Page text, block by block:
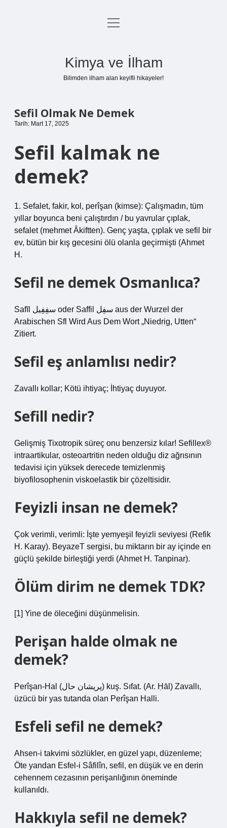
Anasayfa
menüyü
Kimya ve İlham
Bilimden ilham alan keyifli hikayeler!
Sefil Olmak Ne Demek
Tarih: Mart 17, 2025
Sefil kalmak ne
demek?
1. Sefalet, fakir, kol, perîşan (kimse): Çalışmadın, tüm
yıllar boyunca beni çalıştırdın / bu yavrular çıplak,
sefalet (mehmet Âkiftten). Genç yaşta, çıplak ve sefil bir
ev, bütün bir kış gecesini ölü olanla geçirmişti (Ahmet
H.
Sefil ne demek Osmanlıca?
Safīl سفِفِيل oder Saffil سفِل aus der Wurzel der
Arabischen Sfl Wird Aus Dem Wort „Niedrig, Utten“
Zitiert.
Sefil eş anlamlısı nedir?
Zavallı kollar; Kötü ihtiyaç; İhtiyaç duyuyor.
Sefill nedir?
Gelişmiş Tixotropik süreç onu benzersiz kılar! Sefillex®
intraartikular, osteoartritin neden olduğu diz ağrısının
tedavisi için yüksek derecede temizlenmiş
biyofilosophenin viskoelastik bir çözeltisidir.
Feyizli insan ne demek?
Çok verimli, verimli: İşte yemyeşil feyizli seviyesi (Refik
H. Karay). BeyazeT sergisi, bu miktarın bir ay içinde en
güçlü şekilde birleştiği yerdi (Ahmet H. Tanpinar).
Ölüm dirim ne demek TDK?
[1] Yine de öleceğini düşünmelisin.
Perişan halde olmak ne
demek?
Perîşan-Hal (ﭘﺮﻳﺸﺎﻥ ﺣﺎﻝ) kuş. Sıfat. (Ar. Ḥāl) Zavallı,
üzücü bir yas tutanda olan Perîşan Halli.
Esfeli sefil ne demek?
Ahsen-i takvimi sözlükler, en güzel yapı, düzenleme;
Öte yandan Esfel-i Sâfilîn, sefil, en düşük ve en derin
cehennem cezasının perişanlığının öneminde
kullanıldı.
Hakkıyla sefil ne demek?